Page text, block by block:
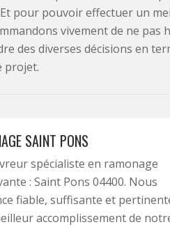
pour pouvoir effectuer un
vivement de ne pas
des diverses décisions en
projet.
SAINT PONS
spécialiste en ramonage
: Saint Pons 04400. Nous
fiable, suffisante et
accomplissement de